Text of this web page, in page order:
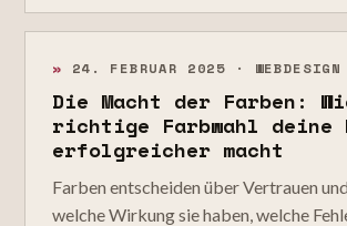
» 24. FEBRUAR 2025 · WEBDESIGN
Die Macht der Farben:
richtige Farbwahl deine
erfolgreicher macht
Farben entscheiden über Vertrauen
welche Wirkung sie haben, welche